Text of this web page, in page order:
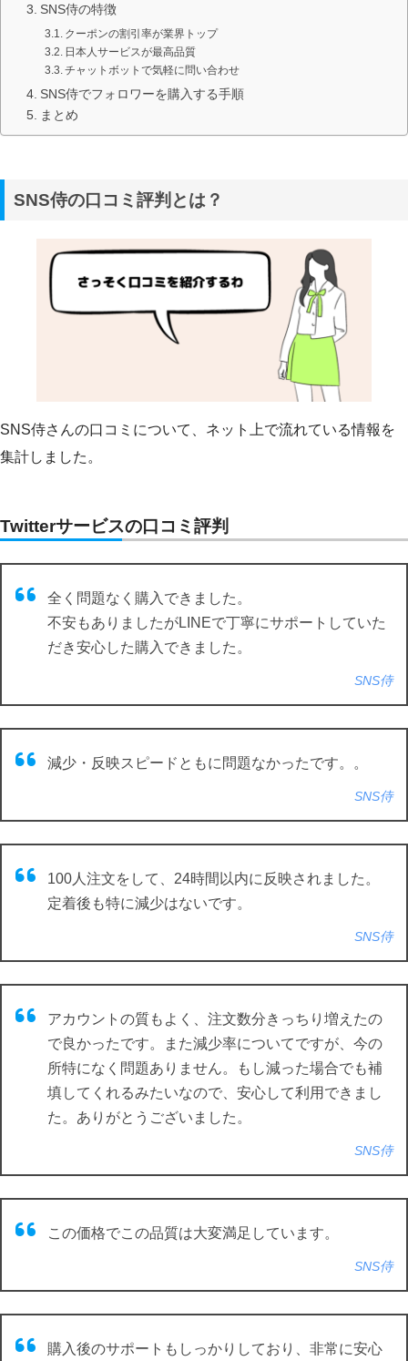
SNS侍の特徴
クーポンの割引率が業界トップ
日本人サービスが最高品質
チャットボットで気軽に問い合わせ
SNS侍でフォロワーを購入する手順
まとめ
SNS侍の口コミ評判とは？
SNS侍さんの口コミについて、ネット上で流れている情報を
集計しました。
Twitterサービスの口コミ評判
全く問題なく購入できました。
不安もありましたがLINEで丁寧にサポートしていた
だき安心した購入できました。
SNS侍
減少・反映スピードともに問題なかったです。。
SNS侍
100人注文をして、24時間以内に反映されました。
定着後も特に減少はないです。
SNS侍
アカウントの質もよく、注文数分きっちり増えたの
で良かったです。また減少率についてですが、今の
所特になく問題ありません。もし減った場合でも補
填してくれるみたいなので、安心して利用できまし
た。ありがとうございました。
SNS侍
この価格でこの品質は大変満足しています。
SNS侍
購入後のサポートもしっかりしており、非常に安心